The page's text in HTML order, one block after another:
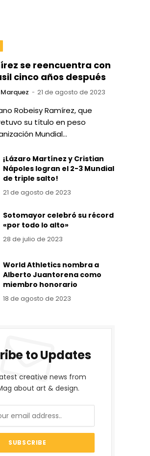
se reencuentra con
cinco años después
21 de agosto de 2023
Robeisy Ramírez, que
su título en peso
Mundial…
¡Lázaro Martínez y Cristian
Nápoles logran el 2-3 Mundial
de triple salto!
21 de agosto de 2023
Sotomayor celebró su récord
«por todo lo alto»
28 de julio de 2023
World Athletics nombra a
Alberto Juantorena como
miembro honorario
18 de agosto de 2023
to Updates
creative news from
about art & design.